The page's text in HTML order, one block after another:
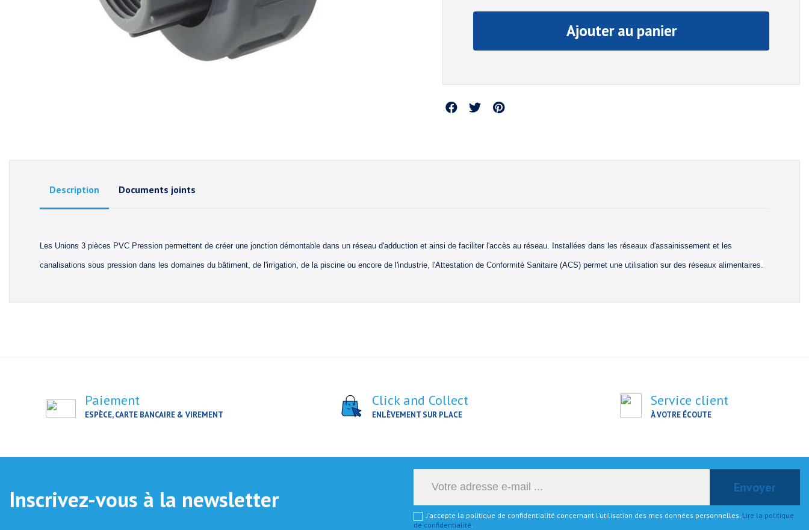
Ajouter au panier
Partager
Description Documents joints
Les Unions 3 pièces PVC Pression permettent de créer une jonction démontable dans un réseau d'adduction et ainsi de faciliter l'accès au réseau. Installées dans les réseaux d'assainissement et les
canalisations sous pression dans les domaines du bâtiment, de l'irrigation, de la piscine ou encore de l'industrie, l'Attestation de Conformité Sanitaire (ACS) permet une utilisation sur des réseaux alimentaires.
Paiement
ESPÈCE, CARTE BANCAIRE & VIREMENT
Click and Collect
ENLÈVEMENT SUR PLACE
Service client
À VOTRE ÉCOUTE
Inscrivez-vous à la newsletter
J'accepte la politique de confidentialité concernant l'utilisation des mes données personnelles. Lire la politique
de confidentialité